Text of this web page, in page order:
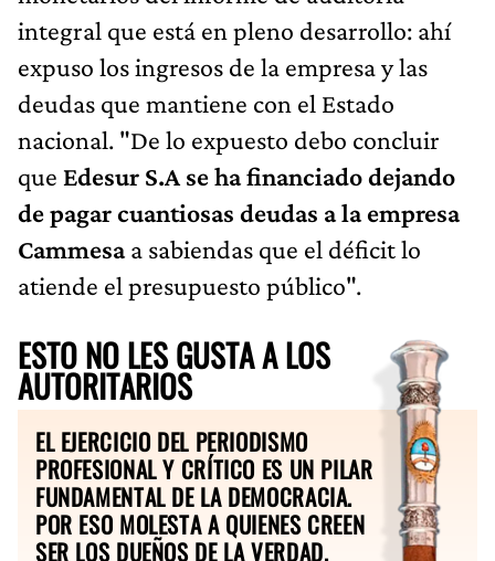
integral que está en pleno desarrollo: ahí
expuso los ingresos de la empresa y las
deudas que mantiene con el Estado
nacional. "De lo expuesto debo concluir
que Edesur S.A se ha financiado dejando
de pagar cuantiosas deudas a la empresa
Cammesaa sabiendas que el déficit lo
atiende el presupuesto público".
ESTO NO LES GUSTA A LOS
AUTORITARIOS
EL EJERCICIO DEL PERIODISMO
PROFESIONAL Y CRÍTICO ES UN PILAR
FUNDAMENTAL DE LA DEMOCRACIA.
POR ESO MOLESTA A QUIENES CREEN
SER LOS DUEÑOS DE LA VERDAD.